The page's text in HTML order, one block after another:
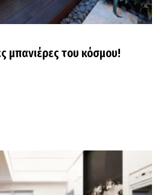
μπανιέρες του κόσμου!